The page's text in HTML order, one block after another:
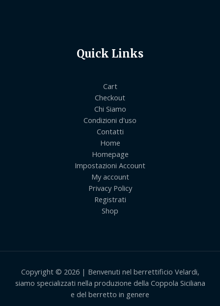
Quick Links
Cart
Checkout
Chi Siamo
Condizioni d'uso
Contatti
Home
Homepage
Impostazioni Account
My account
Privacy Policy
Registrati
Shop
Copyright © 2026 | Benvenuti nel berrettificio Velardi,
siamo specializzati nella produzione della Coppola Siciliana
e del berretto in genere